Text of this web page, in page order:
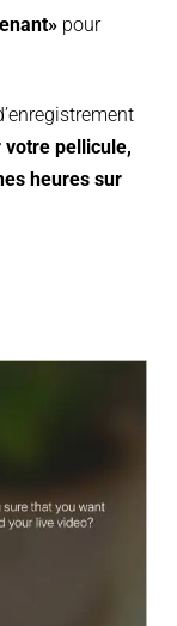
pour
pellicule,
heures sur